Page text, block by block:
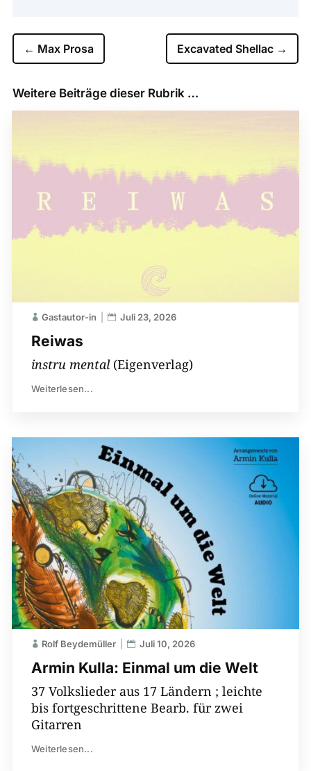
← Max Prosa Excavated Shellac →
Weitere Beiträge dieser Rubrik …
Reiwas
Gastautor-in Juli 23, 2026
instru mental(Eigenverlag)
Weiterlesen...
Armin Kulla: Einmal um die Welt
Rolf Beydemüller Juli 10, 2026
37 Volkslieder aus 17 Ländern ; leichte
bis fortgeschrittene Bearb. für zwei
Gitarren
Weiterlesen...